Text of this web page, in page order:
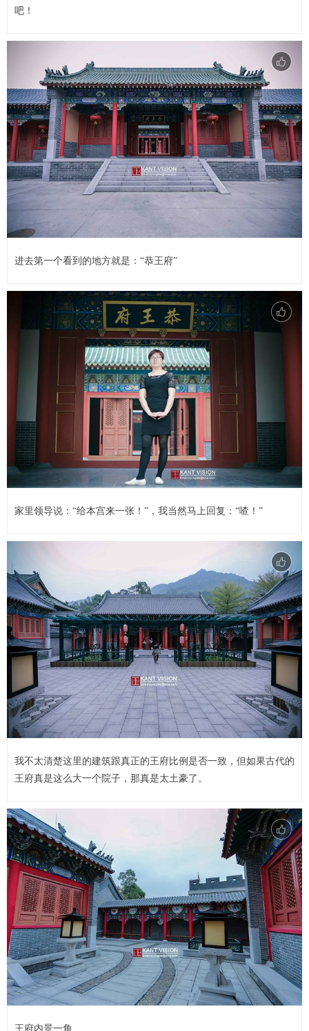
吧！
进去第一个看到的地方就是：“恭王府”
家里领导说：“给本宫来一张！”，我当然马上回复：“喳！”
我不太清楚这里的建筑跟真正的王府比例是否一致，但如果古代的
王府真是这么大一个院子，那真是太土豪了。
王府内景一角